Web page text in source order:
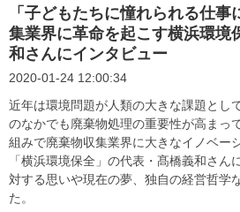
「子どもたちに憧れられる仕
集業界に革命を起こす横浜環境
和さんにインタビュー
2020-01-24 12:00:34
近年は環境問題が人類の大きな課題とし
のなかでも廃棄物処理の重要性が高まっ
組みで廃棄物収集業界に大きなイノベー
「横浜環境保全」の代表・髙橋義和さん
対する思いや現在の夢、独自の経営哲学
た。